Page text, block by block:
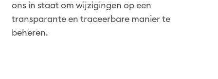
ons in staat om wijzigingen op een
transparante en traceerbare manier te
beheren.